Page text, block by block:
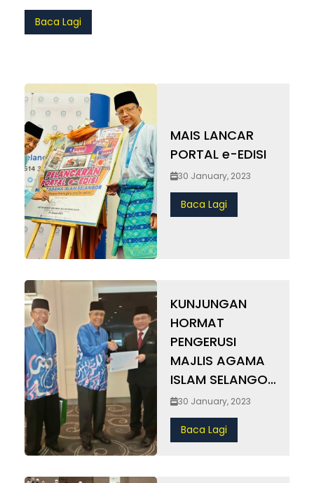
Baca Lagi
MAIS LANCAR
PORTAL e-EDISI
30 January, 2023
Baca Lagi
KUNJUNGAN
HORMAT
PENGERUSI
MAJLIS AGAMA
ISLAM SELANGOR
(MAIS) KE
PEJABAT
MENTERI DI
30 January, 2023
Baca Lagi